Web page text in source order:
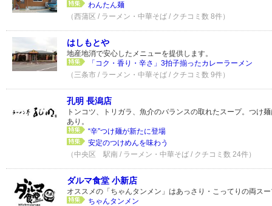
わんたん麺
（西蒲区 / ラーメン・中華そば / クチコミ数 8件）
はしもとや
地産地消で安心したメニューを提供します。
「コク・香り・辛さ」3拍子揃ったカレーラーメン
（三条市 / ラーメン・中華そば / クチコミ数 9件）
孔明 長潟店
トンコツ、トリガラ、魚介のバランスの取れたスープ。つけ
あり。
“辛”つけ麺が新たに登場
安定のつけめんを味わう
（中央区 駅南 / ラーメン・中華そば / クチコミ数 24件）
ダルマ食堂 小新店
オススメの「ちゃんタンメン」はあっさり・こってりの両ス
ちゃんタンメン